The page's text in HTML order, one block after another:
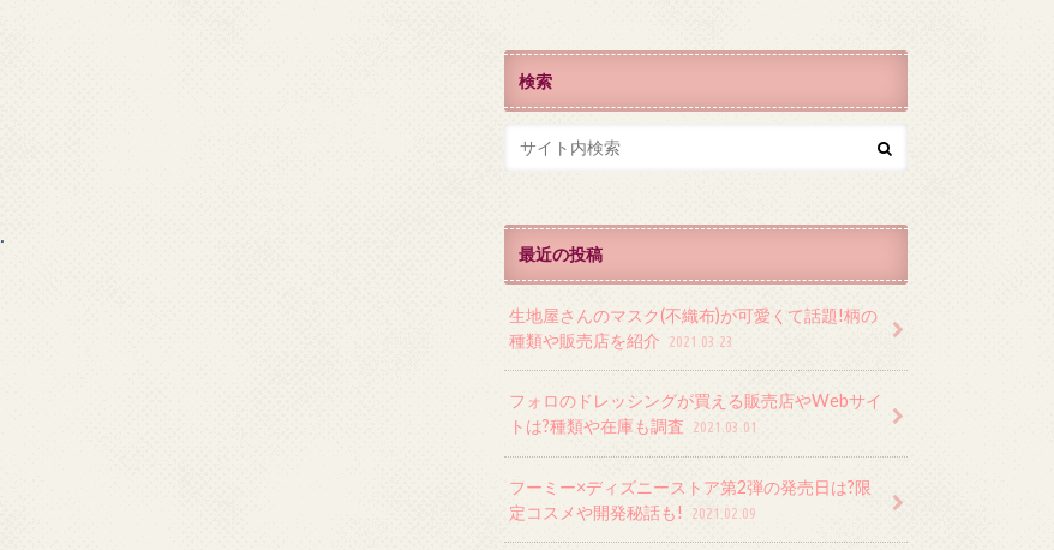
検索
最近の投稿
生地屋さんのマスク(不織布)が可愛くて話題!柄の
種類や販売店を紹介
2021.03.23
フォロのドレッシングが買える販売店やWebサイ
トは?種類や在庫も調査
2021.03.01
フーミー×ディズニーストア第2弾の発売日は?限
定コスメや開発秘話も!
2021.02.09